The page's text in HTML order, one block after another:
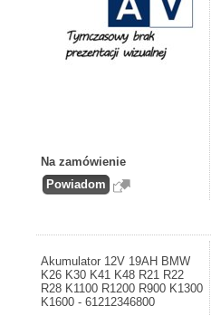
Na zamówienie
Akumulator 12V 19AH BMW
K26 K30 K41 K48 R21 R22
R28 K1100 R1200 R900 K1300
K1600 - 61212346800